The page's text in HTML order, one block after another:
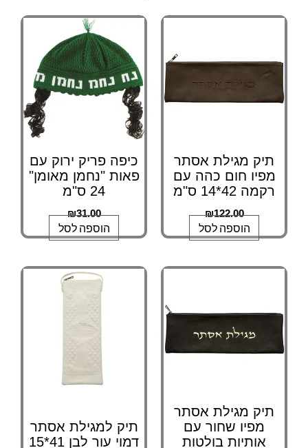
תיק מגילת אסתר
מפיו חום כהה עם
רקמה 42*14 ס"מ
₪122.00
הוספה לסל
כיפה פריק ירוק עם
פאות "נחמן מאומן"
24 ס"מ
₪31.00
הוספה לסל
תיק מגילת אסתר
מפיו שחור עם
אותיות בולטות
תיק למגילת אסתר
דמוי עור לבן 41*15